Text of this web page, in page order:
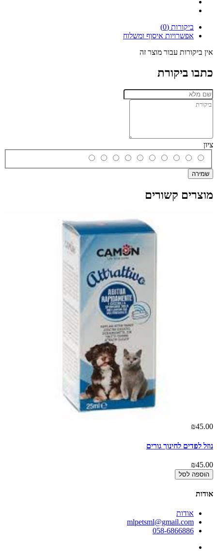
ביקורות (0)
אפשרויות איסוף ומשלוח
אין ביקורות עבור מוצר זה
כתבו ביקורת
ציון
שמירה
מוצרים קשורים
₪45.00
נוזל לפדים לחינוך גורים
₪45.00
הוספה לסל
אודות
אודות
mlpetsml@gmail.com
058-6866886